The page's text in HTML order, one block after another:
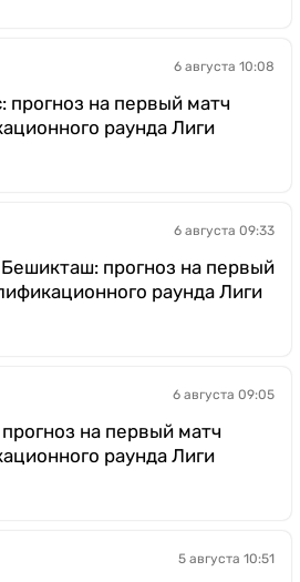
6 августа 10:08
прогноз на первый матч
раунда Лиги
6 августа 09:33
прогноз на первый
раунда Лиги
6 августа 09:05
на первый матч
раунда Лиги
5 августа 10:51